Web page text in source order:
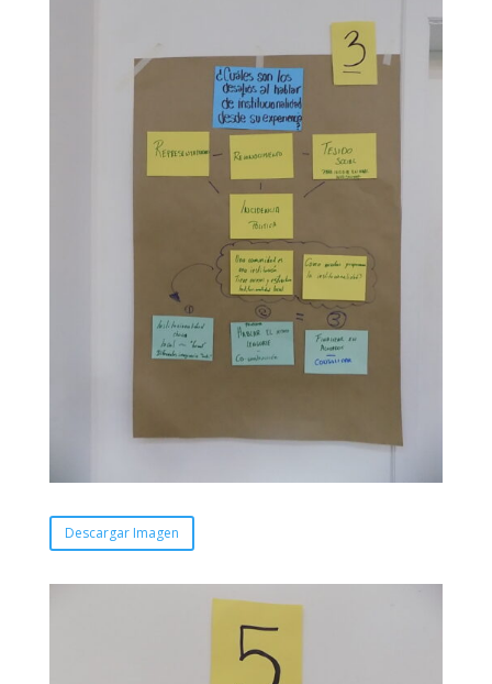
Descargar Imagen